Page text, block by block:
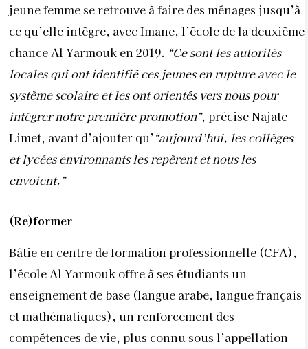
jeune femme se retrouve à faire des ménages jusqu’à
ce qu’elle intègre, avec Imane, l’école de la deuxième
chance Al Yarmouk en 2019. “Ce sont les autorités
locales qui ont identifié ces jeunes en rupture avec le
système scolaire et les ont orientés vers nous pour
intégrer notre première promotion”, précise Najate
Limet, avant d’ajouter qu’“aujourd’hui, les collèges
et lycées environnants les repèrent et nous les
envoient.”
(Re)former
Bâtie en centre de formation professionnelle (CFA),
l’école Al Yarmouk offre à ses étudiants un
enseignement de base (langue arabe, langue français
et mathématiques), un renforcement des
compétences de vie, plus connu sous l’appellation